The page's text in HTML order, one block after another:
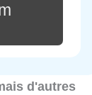
d'autres